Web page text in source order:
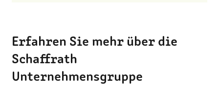
Erfahren Sie mehr über die
Schaffrath
Unternehmensgruppe